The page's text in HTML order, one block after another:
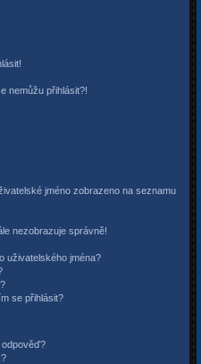
nemůžu přihlásit?!
jméno zobrazeno na seznamu
nezobrazuje správně!
uživatelského jména?
se přihlásit?